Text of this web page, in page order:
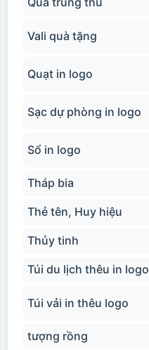
Vali quà tặng
Quạt in logo
Sạc dự phòng in logo
Sổ in logo
Tháp bia
Thẻ tên, Huy hiệu
Thủy tinh
Túi du lịch thêu in logo
Túi vải in thêu logo
tượng rồng